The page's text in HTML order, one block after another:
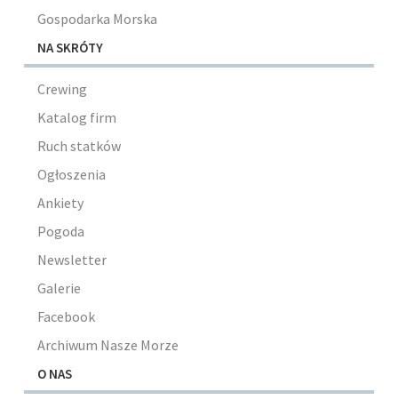
Gospodarka Morska
NA SKRÓTY
Crewing
Katalog firm
Ruch statków
Ogłoszenia
Ankiety
Pogoda
Newsletter
Galerie
Facebook
Archiwum Nasze Morze
O NAS